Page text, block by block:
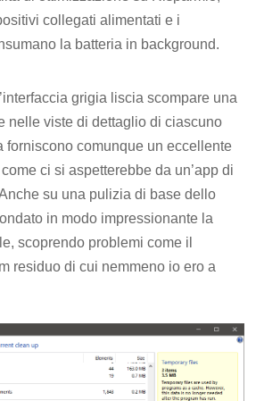
collegati alimentati e i
la batteria in background.
grigia liscia scompare una
nelle viste di dettaglio di ciascuno
forniscono comunque un eccellente
ci si aspetterebbe da un’app di
su una pulizia di base dello
in modo impressionante la
scoprendo problemi come il
residuo di cui nemmeno io ero a